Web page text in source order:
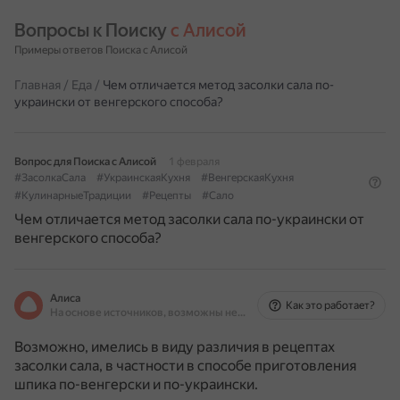
Вопросы к Поиску с Алисой
Примеры ответов Поиска с Алисой
Главная / Еда / Чем отличается метод засолки сала по-
украински от венгерского способа?
Вопрос для Поиска с Алисой
1 февраля
#ЗасолкаСала
#УкраинскаяКухня
#ВенгерскаяКухня
#КулинарныеТрадиции
#Рецепты #Сало
Чем отличается метод засолки сала по-украински от
венгерского способа?
Алиса
На основе источников, возможны неточности
Как это работает?
Возможно, имелись в виду различия в рецептах
засолки сала, в частности в способе приготовления
шпика по-венгерски и по-украински.